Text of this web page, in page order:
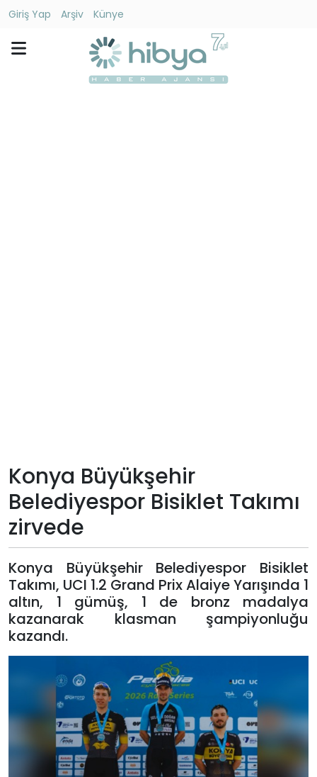
Giriş Yap Arşiv
Künye
Giriş
Yap
Konya Büyükşehir
Belediyespor Bisiklet Takımı
zirvede
Konya Büyükşehir Belediyespor Bisiklet
Takımı, UCI 1.2 Grand Prix Alaiye Yarışında 1
altın, 1 gümüş, 1 de bronz madalya
kazanarak klasman şampiyonluğu
kazandı.